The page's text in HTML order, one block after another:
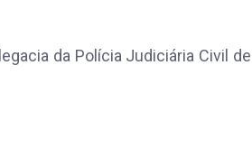
da Polícia Judiciária Civil de